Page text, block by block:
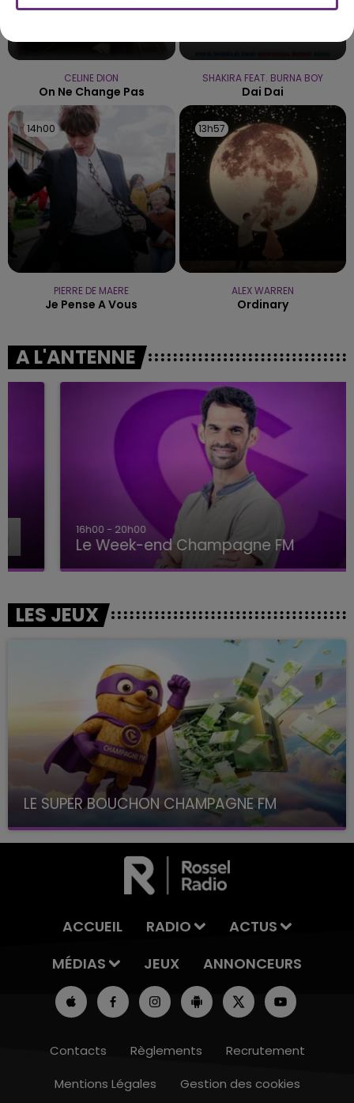
CELINE DION
On Ne Change Pas
SHAKIRA FEAT. BURNA BOY
Dai Dai
14h00
14h00
PIERRE DE MAERE
Je Pense A Vous
13h57
13h57
ALEX WARREN
Ordinary
A L'ANTENNE
16h00 - 20h00
Le Week-end Champagne FM
LES JEUX
LE SUPER BOUCHON CHAMPAGNE FM
avec La Famille Champagne FM, à 8H10
ACCUEIL RADIO
ACTUS
MÉDIAS
JEUX ANNONCEURS
Contacts Règlements
Recrutement
Mentions Légales
Gestion des cookies